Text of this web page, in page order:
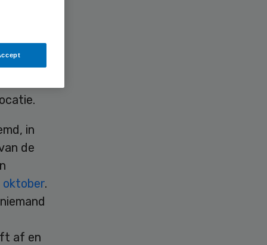
val,
in
de
oktober.
af en